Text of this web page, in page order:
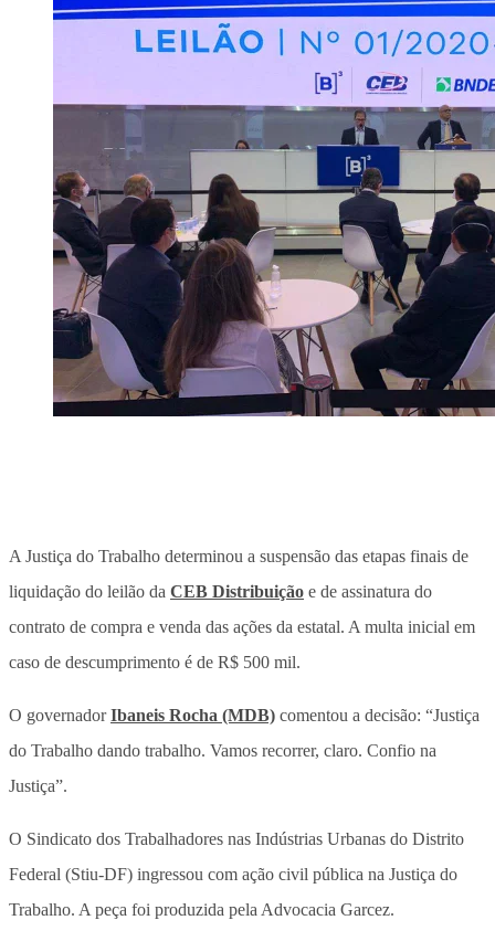
A Justiça do Trabalho determinou a suspensão das etapas finais de
liquidação do leilão da CEB Distribuição e de assinatura do
contrato de compra e venda das ações da estatal. A multa inicial em
caso de descumprimento é de R$ 500 mil.
O governadorIbaneis Rocha (MDB) comentou a decisão: “Justiça
do Trabalho dando trabalho. Vamos recorrer, claro. Confio na
Justiça”.
O Sindicato dos Trabalhadores nas Indústrias Urbanas do Distrito
Federal (Stiu-DF) ingressou com ação civil pública na Justiça do
Trabalho. A peça foi produzida pela Advocacia Garcez.